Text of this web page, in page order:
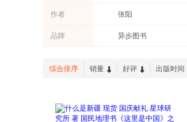
接力出版社
作者 张阳
范晓星
品牌 异步图书
综合排序 销量 好评 出版时间